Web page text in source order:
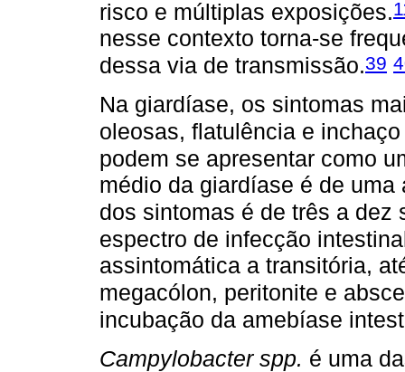
risco e múltiplas exposições.
nesse contexto torna-se
dessa via de transmissão.39
Na giardíase, os sintomas
oleosas, flatulência e
podem se apresentar como
médio da giardíase é de
dos sintomas é de três a dez
espectro de infecção
assintomática a transitória,
megacólon, peritonite e
incubação da amebíase
Campylobacter spp. é uma